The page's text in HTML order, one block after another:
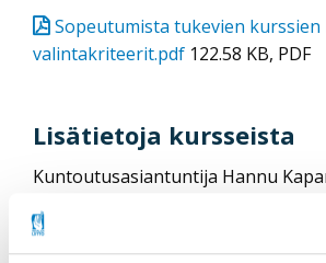
Sopeutumista tukevien
valintakriteerit.pdf 122.58 KB, PDF
Lisätietoja kursseista
Kuntoutusasiantuntija Hannu
Suunnittelija Ulla Leivo-Lahti p.044
Sähköpostitse: